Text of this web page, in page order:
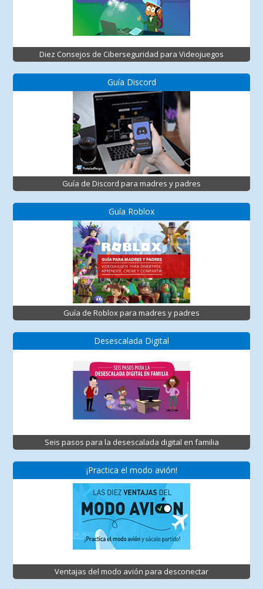
Diez Consejos de Ciberseguridad para Videojuegos
Guía Discord
Guía de Discord para madres y padres
Guía Roblox
Guía de Roblox para madres y padres
Desescalada Digital
Seis pasos para la desescalada digital en familia
¡Practica el modo avión!
Ventajas del modo avión para desconectar